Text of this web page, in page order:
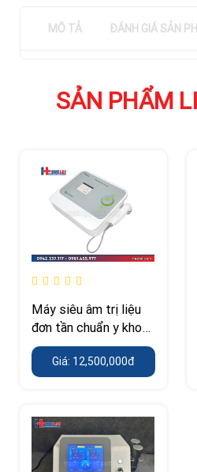
MÔ TẢ ĐÁNH GIÁ SẢN
SẢN PHẨM
Máy siêu âm trị liệu
đơn tần chuẩn y khoa
HB810A – tần số
1MHzGiá: 12,500,000đ